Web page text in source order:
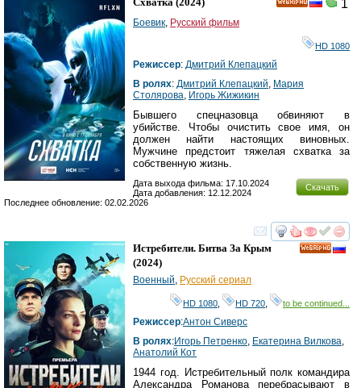
1
Боевик, Русский фильм
HD 1080
Режиссер: Дмитрий Клепацкий
В ролях: Дмитрий Клепацкий, Мария
Столярова, Игорь Жижикин
Бывшего спецназовца обвиняют в
убийстве. Чтобы очистить свое имя, он
должен найти настоящих виновных.
Мужчине предстоит тяжелая схватка за
собственную жизнь.
Скачать
Дата выхода фильма: 17.10.2024
Дата добавления: 12.12.2024
Последнее обновление: 02.02.2026
смотреть
Истребители. Битва За Крым
(2024)
Военный Русский сериал
HD 1080 HD 720 to be continued...
Режиссер:Антон Сиверс
В ролях:Игорь Петренко Екатерина Вилкова
Анатолий Кот
1944 год. Истребительный полк командира
Александра Романова перебрасывают в